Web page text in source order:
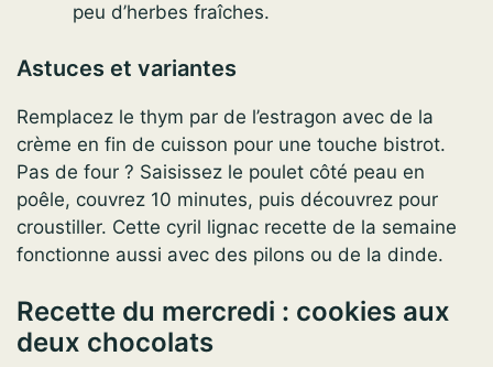
peu d’herbes fraîches.
Astuces et variantes
Remplacez le thym par de l’estragon avec de la
crème en fin de cuisson pour une touche bistrot.
Pas de four ? Saisissez le poulet côté peau en
poêle, couvrez 10 minutes, puis découvrez pour
croustiller. Cette cyril lignac recette de la semaine
fonctionne aussi avec des pilons ou de la dinde.
Recette du mercredi : cookies aux
deux chocolats